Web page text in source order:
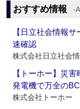
おすすめ情報
【日立社会情報
速確認
株式会社日立社会
【トーホー】災
発電機で万全の
株式会社トーホー